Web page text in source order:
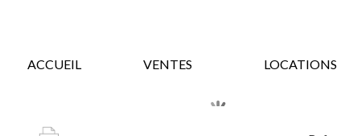
ACCUEIL VENTES LOCATIONS